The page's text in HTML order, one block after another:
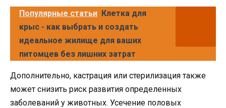
Популярные статьи Клетка для
крыс - как выбрать и создать
идеальное жилище для ваших
питомцев без лишних затрат
Дополнительно, кастрация или стерилизация также
может снизить риск развития определенных
заболеваний у животных. Усечение половых